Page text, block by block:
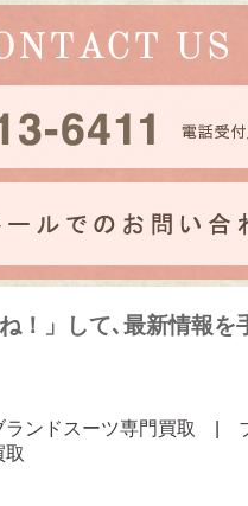
！」して､最新情報を
ランドスーツ専門買取
取